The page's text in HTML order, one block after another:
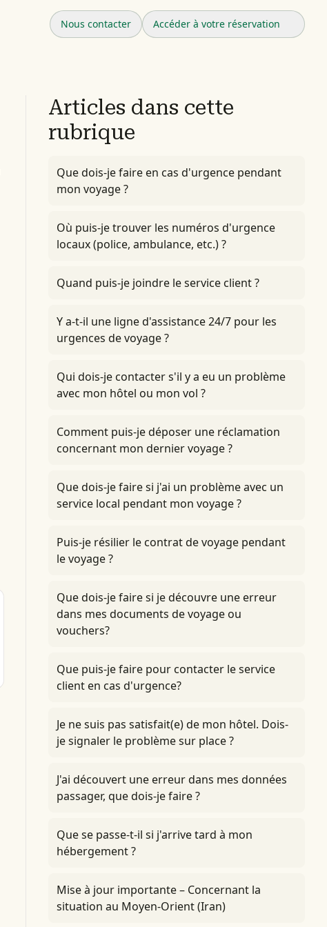
Nous contacter Accéder à votre réservation
Articles dans cette
rubrique
Que dois-je faire en cas d'urgence pendant
mon voyage ?
Où puis-je trouver les numéros d'urgence
locaux (police, ambulance, etc.) ?
Quand puis-je joindre le service client ?
Y a-t-il une ligne d'assistance 24/7 pour les
urgences de voyage ?
Qui dois-je contacter s'il y a eu un problème
avec mon hôtel ou mon vol ?
Comment puis-je déposer une réclamation
concernant mon dernier voyage ?
Que dois-je faire si j'ai un problème avec un
service local pendant mon voyage ?
Puis-je résilier le contrat de voyage pendant
le voyage ?
Que dois-je faire si je découvre une erreur
dans mes documents de voyage ou
vouchers?
Que puis-je faire pour contacter le service
client en cas d'urgence?
Je ne suis pas satisfait(e) de mon hôtel. Dois-
je signaler le problème sur place ?
J'ai découvert une erreur dans mes données
passager, que dois-je faire ?
Que se passe-t-il si j'arrive tard à mon
hébergement ?
Mise à jour importante – Concernant la
situation au Moyen-Orient (Iran)